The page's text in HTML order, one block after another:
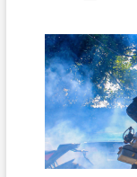
20
niños
y
adolescentes
en
Cuba
por
dengue
y